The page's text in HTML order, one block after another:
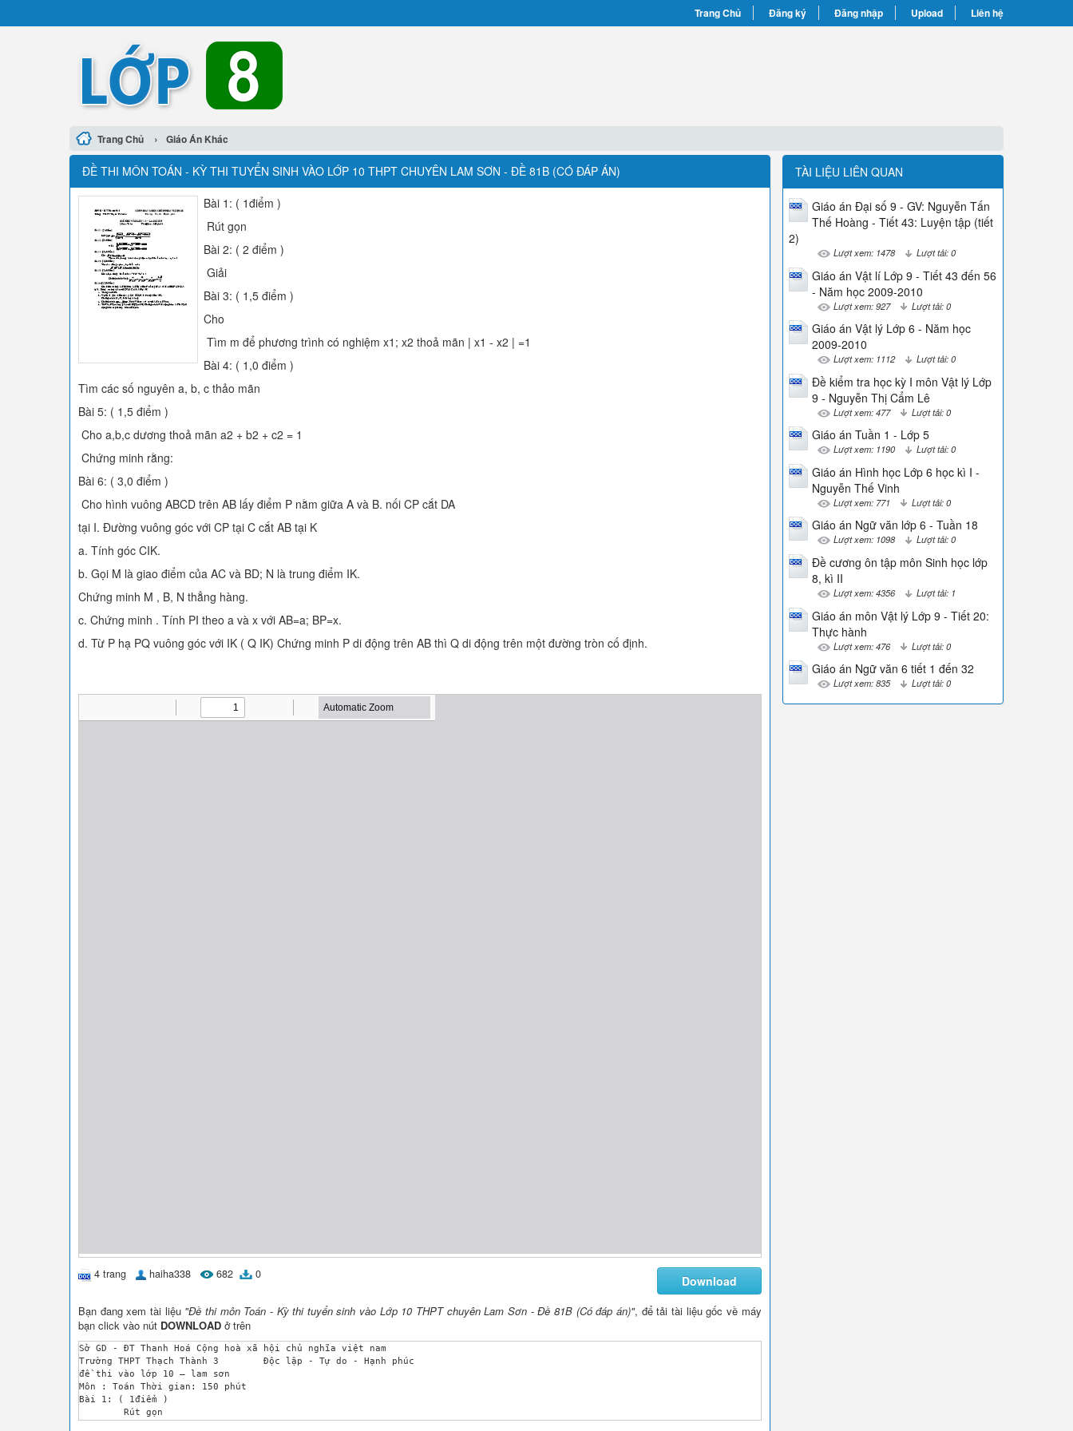
Trang Chủ Đăng ký Đăng nhập Upload Liên hệ
Trang Chủ › Giáo Án Khác
ĐỀ THI MÔN TOÁN - KỲ THI TUYỂN SINH VÀO LỚP 10 THPT CHUYÊN LAM SƠN - ĐỀ 81B (CÓ ĐÁP ÁN)
Bài 1: ( 1điểm )
Rút gọn
Bài 2: ( 2 điểm )
Giải
Bài 3: ( 1,5 điểm )
Cho
Tìm m để phương trình có nghiệm x1; x2 thoả mãn | x1 - x2 | =1
Bài 4: ( 1,0 điểm )
Tìm các số nguyên a, b, c thảo mãn
Bài 5: ( 1,5 điểm )
Cho a,b,c dương thoả mãn a2 + b2 + c2 = 1
Chứng minh rằng:
Bài 6: ( 3,0 điểm )
Cho hình vuông ABCD trên AB lấy điểm P nằm giữa A và B. nối CP cắt DA
tại I. Đường vuông góc với CP tại C cắt AB tại K
a. Tính góc CIK.
b. Gọi M là giao điểm của AC và BD; N là trung điểm IK.
Chứng minh M , B, N thẳng hàng.
c. Chứng minh . Tính PI theo a và x với AB=a; BP=x.
d. Từ P hạ PQ vuông góc với IK ( Q IK) Chứng minh P di động trên AB thì Q di động trên một đường tròn cố định.
4 trang haiha338 682 0 Download
Bạn đang xem tài liệu "Đề thi môn Toán - Kỳ thi tuyển sinh vào Lớp 10 THPT chuyên Lam Sơn - Đề 81B (Có đáp án)", để tải tài liệu gốc về máy
bạn click vào nút DOWNLOAD ở trên
Sở GD - ĐT Thanh Hoá Cộng hoà xã hội chủ nghĩa việt nam
Trường THPT Thạch Thành 3	 Độc lập - Tự do - Hạnh phúc
đề thi vào lớp 10 – lam sơn
Môn : Toán Thời gian: 150 phút
Bài 1: ( 1điểm )
Bài 2: ( 2 điểm )
TÀI LIỆU LIÊN QUAN
Giáo án Đại số 9 - GV: Nguyễn Tấn
Thế Hoàng - Tiết 43: Luyện tập (tiết
2)
Lượt xem: 1478 Lượt tải: 0
Giáo án Vật lí Lớp 9 - Tiết 43 đến 56
- Năm học 2009-2010
Lượt xem: 927 Lượt tải: 0
Giáo án Vật lý Lớp 6 - Năm học
2009-2010
Lượt xem: 1112 Lượt tải: 0
Đề kiểm tra học kỳ I môn Vật lý Lớp
9 - Nguyễn Thị Cẩm Lê
Lượt xem: 477 Lượt tải: 0
Giáo án Tuần 1 - Lớp 5
Lượt xem: 1190 Lượt tải: 0
Giáo án Hình học Lớp 6 học kì I -
Nguyễn Thế Vinh
Lượt xem: 771 Lượt tải: 0
Giáo án Ngữ văn lớp 6 - Tuần 18
Lượt xem: 1098 Lượt tải: 0
Đề cương ôn tập môn Sinh học lớp
8, kì II
Lượt xem: 4356 Lượt tải: 1
Giáo án môn Vật lý Lớp 9 - Tiết 20:
Thực hành
Lượt xem: 476 Lượt tải: 0
Giáo án Ngữ văn 6 tiết 1 đến 32
Lượt xem: 835 Lượt tải: 0